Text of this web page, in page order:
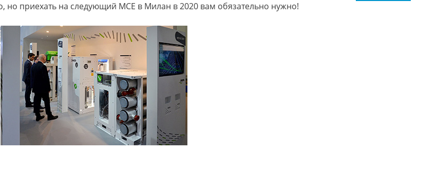
но приехать на следующий МСЕ в Милан в 2020 вам обязательно нужно!